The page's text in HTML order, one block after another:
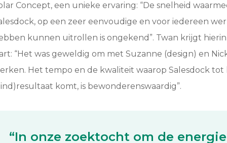
Concept, een unieke ervaring: “De snelheid
op een zeer eenvoudige en voor iedereen
kunnen uitrollen is ongekend”. Twan krijgt
“Het was geweldig om met Suzanne (design) en
Het tempo en de kwaliteit waarop Salesdock
komt, is bewonderenswaardig”.
“In onze zoektocht om de